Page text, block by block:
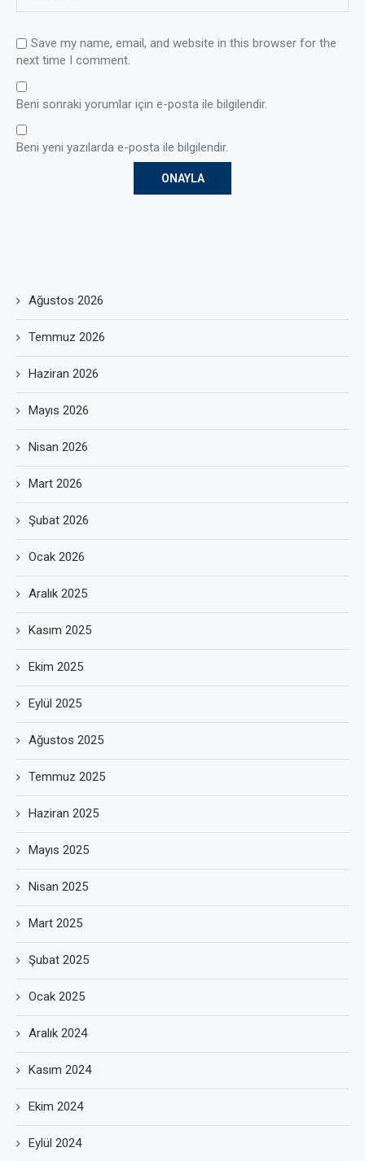
Save my name, email, and website in this browser for the
next time I comment.
Beni sonraki yorumlar için e-posta ile bilgilendir.
Beni yeni yazılarda e-posta ile bilgilendir.
Ağustos 2026
Temmuz 2026
Haziran 2026
Mayıs 2026
Nisan 2026
Mart 2026
Şubat 2026
Ocak 2026
Aralık 2025
Kasım 2025
Ekim 2025
Eylül 2025
Ağustos 2025
Temmuz 2025
Haziran 2025
Mayıs 2025
Nisan 2025
Mart 2025
Şubat 2025
Ocak 2025
Aralık 2024
Kasım 2024
Ekim 2024
Eylül 2024